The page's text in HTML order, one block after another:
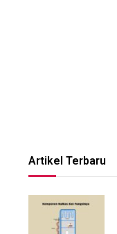
Artikel Terbaru